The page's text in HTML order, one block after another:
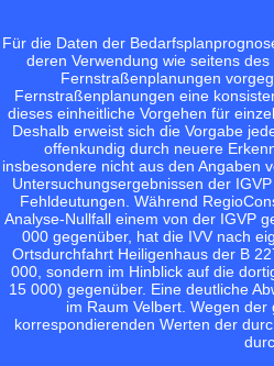
Für die Daten der
deren Verwendung wie seitens
Fernstraßenplanungen
Fernstraßenplanungen eine
dieses einheitliche Vorgehen für
Deshalb erweist sich die Vorgabe
offenkundig durch neuere
insbesondere nicht aus den Angaben
Untersuchungsergebnissen der
Fehldeutungen. Während
Analyse-Nullfall einem von der IGVP
000 gegenüber, hat die IVV nach
Ortsdurchfahrt Heiligenhaus der B
000, sondern im Hinblick auf die
15 000) gegenüber. Eine deutliche
im Raum Velbert. Wegen
korrespondierenden Werten der